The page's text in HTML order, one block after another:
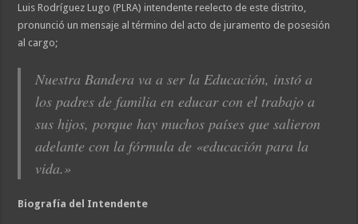
Luis Rodríguez Lugo (PLRA) intendente reelecto de este distrito,
pronunció un mensaje al término del acto de juramento de posesión
al cargo;
Nuestra Bandera va a ser la Educación, instó a
los padres de familia en educar con el trabajo a
sus hijos, porque hay muchos países que salieron
adelante con la fórmula de «educación para la
vida.»
Biografía del Intendente